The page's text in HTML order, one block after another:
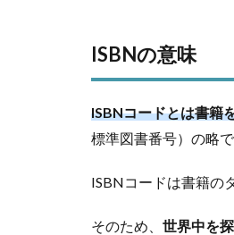
ISBNの意味
ISBNコードとは書籍
標準図書番号）の略で
ISBNコードは書籍の
そのため、 世界中を